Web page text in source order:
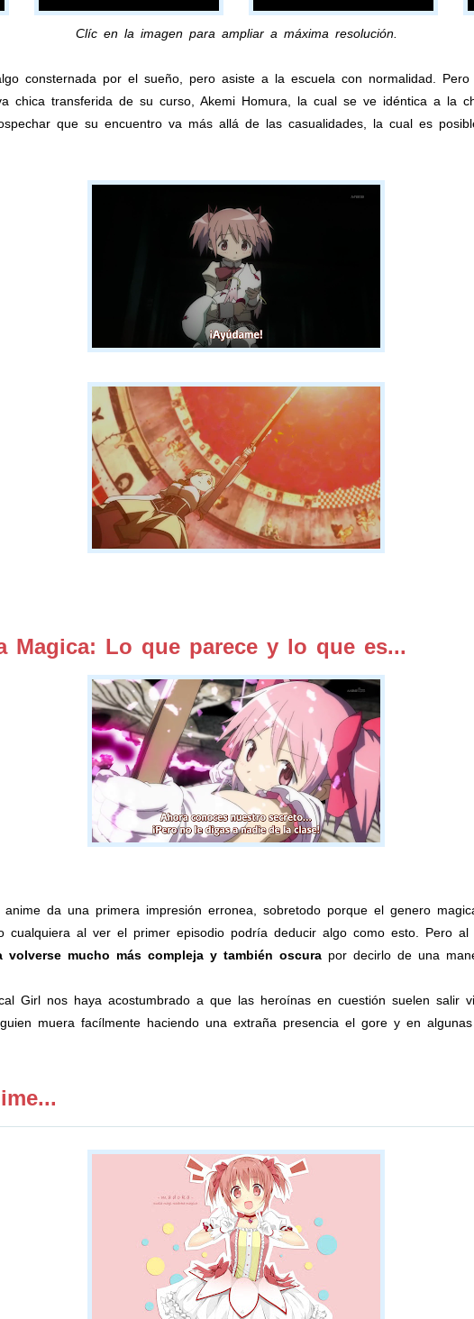
Clíc en la imagen para ampliar a máxima resolución.
consternada por el sueño, pero asiste a la escuela con normalidad. Pero
chica transferida de su curso, Akemi Homura, la cual se ve idéntica a la
que su encuentro va más allá de las casualidades, la cual es
Magica: Lo que parece y lo que es...
da una primera impresión erronea, sobretodo porque el genero
cualquiera al ver el primer episodio podría deducir algo como esto. Pero al
volverse mucho más compleja y también oscurapor decirlo de una
Girl nos haya acostumbrado a que las heroínas en cuestión suelen salir
muera facílmente haciendo una extraña presencia el gore y en